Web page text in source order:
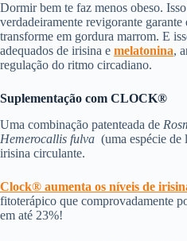
Dormir bem te faz menos obeso.
verdadeiramente revigorante garante
transforme em gordura marrom. E
adequados de irisina e melatonina,
regulação do ritmo circadiano.
Suplementação com CLOCK®
Uma combinação patenteada de
Hemerocallis fulva (uma espécie
irisina circulante.
Clock® aumenta os níveis de
fitoterápico que comprovadamente
em até 23%!